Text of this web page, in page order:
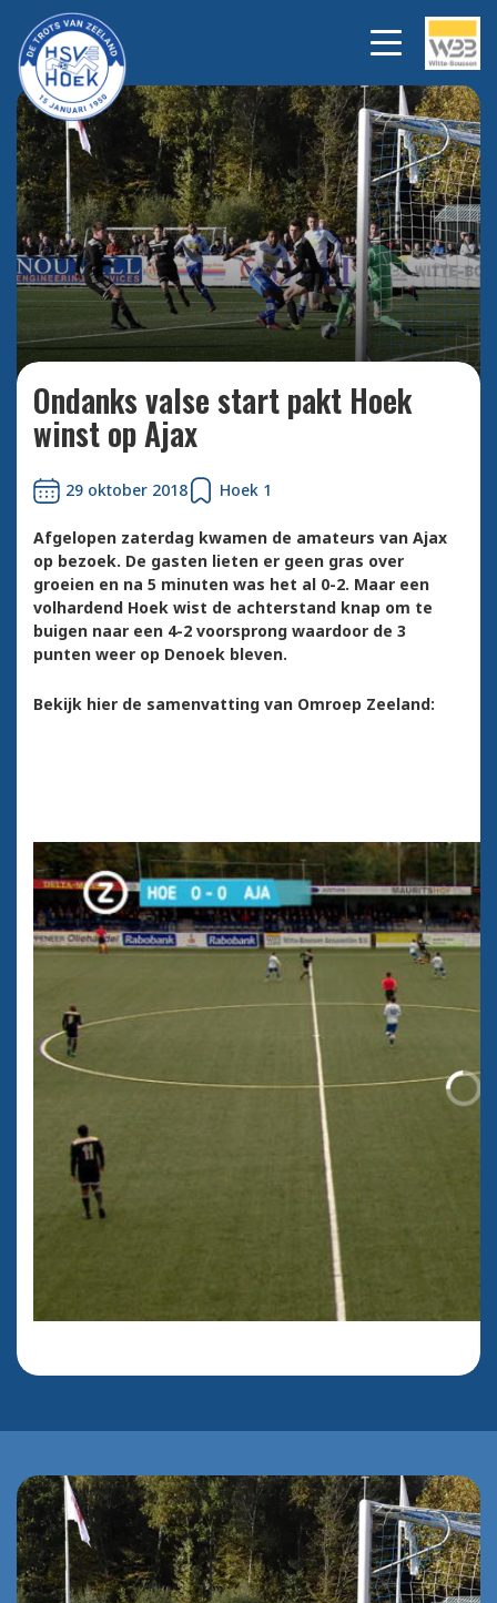
Na een 0-2 achterstand knokt
Hoek zich terug naar een 4-2
overwinning.
Bekijk
alle
foto's
Ondanks valse start pakt Hoek
winst op Ajax
29 oktober 2018 Hoek 1
Afgelopen zaterdag kwamen de amateurs van Ajax
op bezoek. De gasten lieten er geen gras over
groeien en na 5 minuten was het al 0-2. Maar een
volhardend Hoek wist de achterstand knap om te
buigen naar een 4-2 voorsprong waardoor de 3
punten weer op Denoek bleven.
Bekijk hier de samenvatting van Omroep Zeeland: